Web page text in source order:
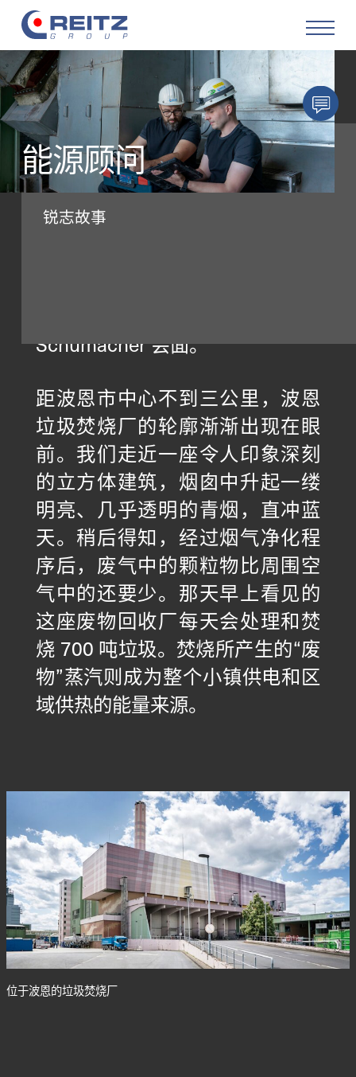
产品
解决方案
服务
职业生涯
联系方式
资讯中心
GTC
Privacy Policy
Imprint
DE EN SV ZH
锐志故事
能源顾问
在七月的一个阳光明媚的日子，
Schumacher 会面。
距波恩市中心不到三公里，波恩
垃圾焚烧厂的轮廓渐渐出现在眼
前。我们走近一座令人印象深刻
的立方体建筑，烟囱中升起一缕
明亮、几乎透明的青烟，直冲蓝
天。稍后得知，经过烟气净化程
序后，废气中的颗粒物比周围空
气中的还要少。那天早上看见的
这座废物回收厂每天会处理和焚
烧 700 吨垃圾。焚烧所产生的“废
物”蒸汽则成为整个小镇供电和区
域供热的能量来源。
位于波恩的垃圾焚烧厂